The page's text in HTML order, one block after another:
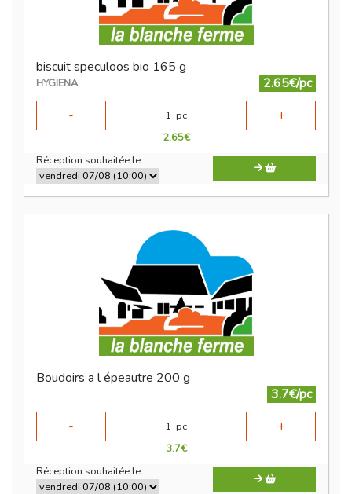
biscuit speculoos bio 165 g
HYGIENA
2.65€/pc
-
1 pc +
2.65€
Réception souhaitée le
Boudoirs a l épeautre 200 g
3.7€/pc
-
1 pc +
3.7€
Réception souhaitée le